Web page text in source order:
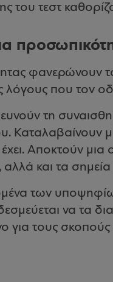
του τεστ
φανερώνουν
λόγους που τον
τη
Καταλαβαίνουν
Αποκτούν
αλλά και τα
των
να τα
για τους